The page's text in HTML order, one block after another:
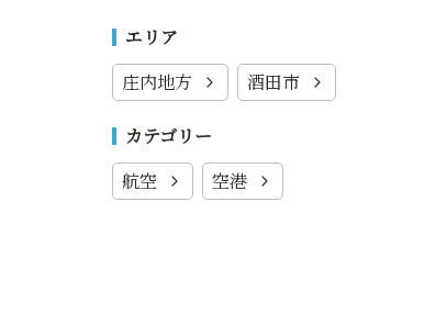
エリア
庄内地方
酒田市
カテゴリー
航空
空港